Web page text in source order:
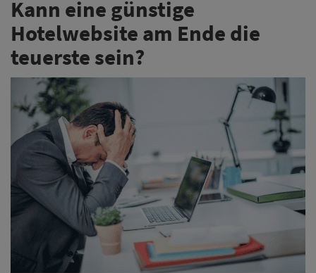
Kann eine günstige
Hotelwebsite am Ende die
teuerste sein?